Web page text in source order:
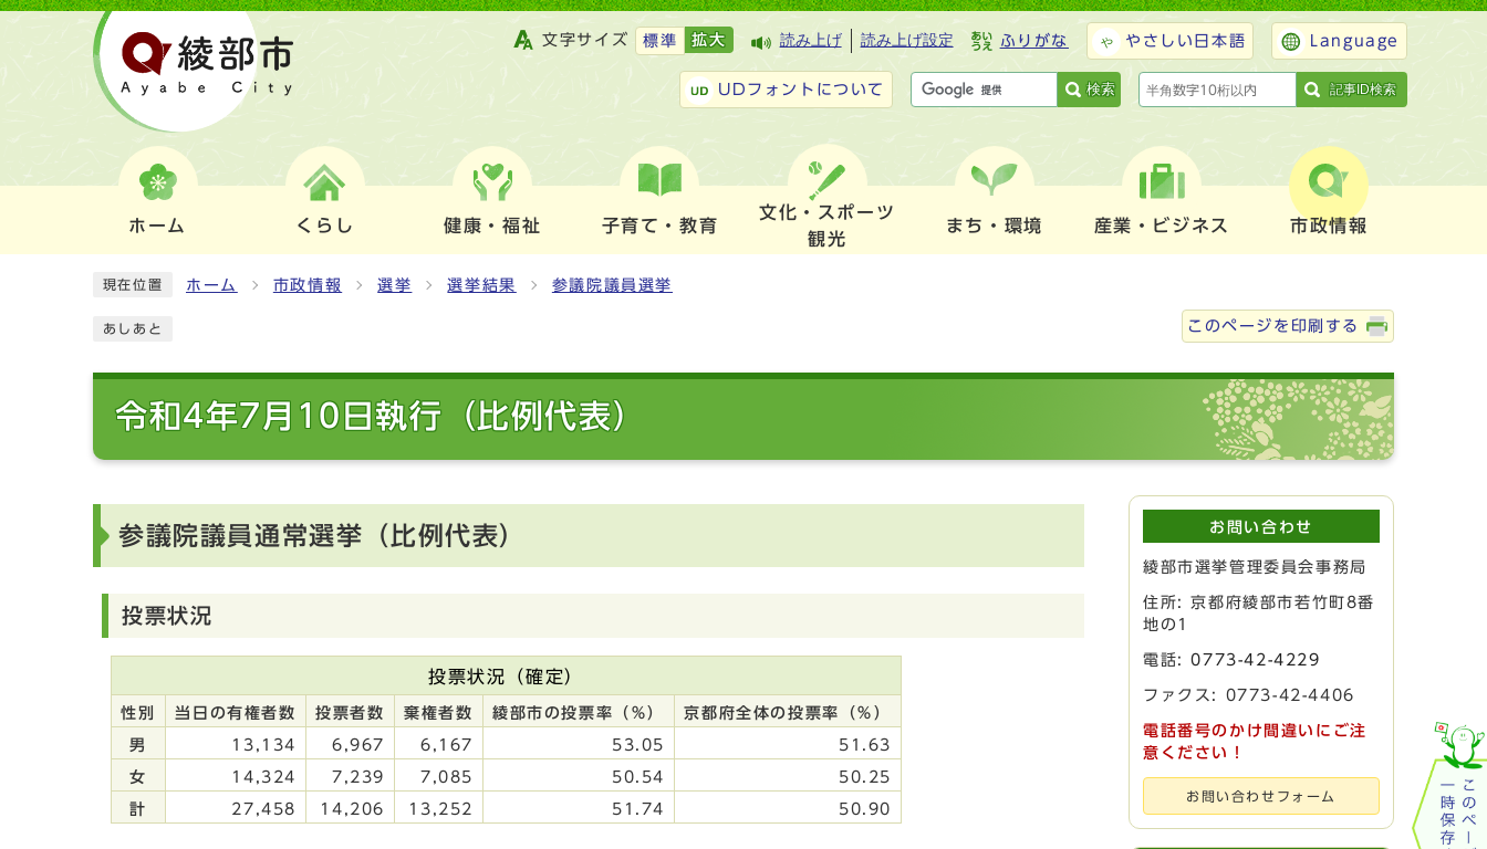
文字サイズ 標準 拡大 読み上げ 読み上げ設定 ふりがな やさしい日本語 Language
UDフォントについて 検索 記事ID検索
ホーム くらし 健康・福祉 子育て・教育
文化・スポーツ
観光
まち・環境 産業・ビジネス 市政情報
現在位置 ホーム 市政情報 選挙 選挙結果 参議院議員選挙
あしあと このページを印刷する
令和4年7月10日執行（比例代表）
参議院議員通常選挙（比例代表）
投票状況
投票状況（確定）
性別 当日の有権者数 投票者数 棄権者数 綾部市の投票率（％） 京都府全体の投票率（％）
男 13,134 6,967 6,167 53.05 51.63
女 14,324 7,239 7,085 50.54 50.25
計 27,458 14,206 13,252 51.74 50.90
お問い合わせ
綾部市選挙管理委員会事務局
住所: 京都府綾部市若竹町8番
地の1
電話:0773-42-4229
ファクス: 0773-42-4406
電話番号のかけ間違いにご注
意ください！
お問い合わせフォーム